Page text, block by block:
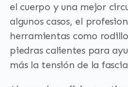
el cuerpo y una mejor
algunos casos, el
herramientas como
piedras calientes para
más la tensión de la